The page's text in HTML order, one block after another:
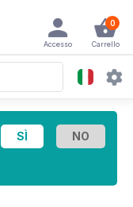
0
Carrello
Accesso